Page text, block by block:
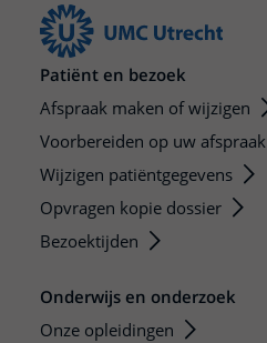
Patiënt en bezoek
Afspraak maken of wijzigen
Voorbereiden op uw afspraak
Wijzigen patiëntgegevens
Opvragen kopie dossier
Bezoektijden
Onderwijs en onderzoek
Onze opleidingen